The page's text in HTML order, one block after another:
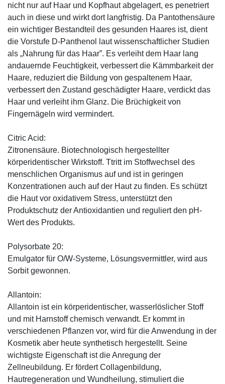
nicht nur auf Haar und Kopfhaut abgelagert, es penetriert
auch in diese und wirkt dort langfristig. Da Pantothensäure
ein wichtiger Bestandteil des gesunden Haares ist, dient
die Vorstufe D-Panthenol laut wissenschaftlicher Studien
als „Nahrung für das Haar”. Es verleiht dem Haar lang
andauernde Feuchtigkeit, verbessert die Kämmbarkeit der
Haare, reduziert die Bildung von gespaltenem Haar,
verbessert den Zustand geschädigter Haare, verdickt das
Haar und verleiht ihm Glanz. Die Brüchigkeit von
Fingernägeln wird vermindert.
Citric Acid:
Zitronensäure. Biotechnologisch hergestellter
körperidentischer Wirkstoff. Ttritt im Stoffwechsel des
menschlichen Organismus auf und ist in geringen
Konzentrationen auch auf der Haut zu finden. Es schützt
die Haut vor oxidativem Stress, unterstützt den
Produktschutz der Antioxidantien und reguliert den pH-
Wert des Produkts.
Polysorbate 20:
Emulgator für O/W-Systeme, Lösungsvermittler, wird aus
Sorbit gewonnen.
Allantoin:
Allantoin ist ein körperidentischer, wasserlöslicher Stoff
und mit Harnstoff chemisch verwandt. Er kommt in
verschiedenen Pflanzen vor, wird für die Anwendung in der
Kosmetik aber heute synthetisch hergestellt. Seine
wichtigste Eigenschaft ist die Anregung der
Zellneubildung. Er fördert Collagenbildung,
Hautregeneration und Wundheilung, stimuliert die